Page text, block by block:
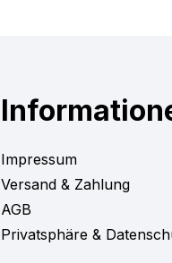
Impressum
Versand & Zahlung
AGB
Privatsphäre &